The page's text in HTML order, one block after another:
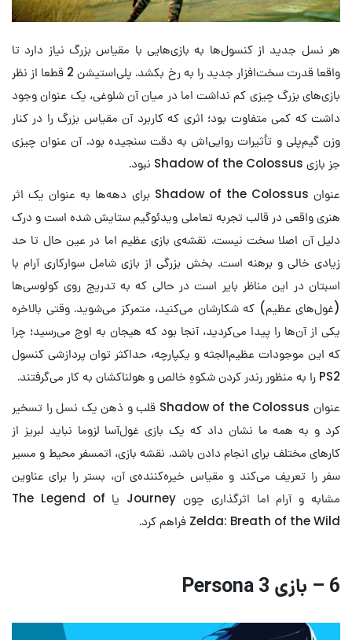
هر نسل جدید از کنسول‌ها به بازی‌هایی با مقیاس بزرگ نیاز دارد تا
واقعا قدرت سخت‌افزار جدید را به رخ بکشد. پلی‌استیشن 2 قطعا از نظر
بازی‌های بزرگ چیزی کم نداشت اما در میان آن شلوغی، یک عنوان وجود
داشت که کمی متفاوت بود؛ اثری که کاربرد آن مقیاس بزرگ را در کنار
وزن گیم‌پلی و تأثیرات روایی‌اش به دقت سنجیده بود. آن عنوان چیزی
جز بازی Shadow of the Colossus نبود.
عنوان Shadow of the Colossus برای دهه‌ها به عنوان یک اثر
هنری واقعی در قالب تجربه تعاملی ویدئوگیم ستایش شده است و درک
دلیل آن اصلا سخت نیست. نقشه‌ی بازی عظیم اما در عین حال تا حد
زیادی خالی و برهنه است. بخش بزرگی از بازی شامل سوارکاری آرام با
اسبتان در این مناظر بایر است در حالی که به تدریج روی کولوسی‌ها
(غول‌های عظیم) که شکارشان می‌کنید، متمرکز می‌شوید. وقتی بالاخره
یکی از آن‌ها را پیدا می‌کردید، آنجا بود که هیجان به اوج می‌رسید؛ چرا
که این موجودات عظیم‌الجثه و یکپارچه، حداکثر توان پردازشی کنسول
PS2 را به منظور رندر کردن شکوهِ خالص و هولناکشان به کار می‌گرفتند.
عنوان Shadow of the Colossus قلب و ذهن یک نسل را تسخیر
کرد و به همه ما نشان داد که یک بازی غول‌آسا لزوما نباید لبریز از
کارهای مختلف برای انجام دادن باشد. نقشه بازی، اتمسفر محیط و مسیر
سفر را تعریف می‌کند و مقیاس خیره‌کننده‌ی آن، بستر را برای عناوین
مشابه و آرام اما اثرگذاری چون Journey یا The Legend of
Zelda: Breath of the Wild فراهم کرد.
6 – بازی Persona 3